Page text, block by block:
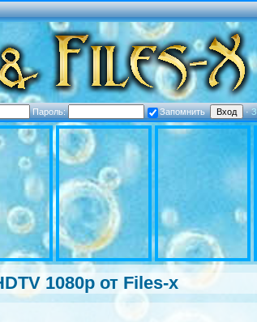
Пароль: Запомнить ·
1080р от Files-x